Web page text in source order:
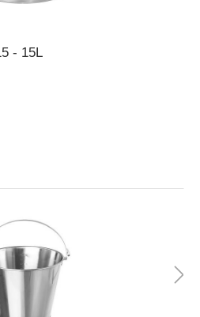
- 15L